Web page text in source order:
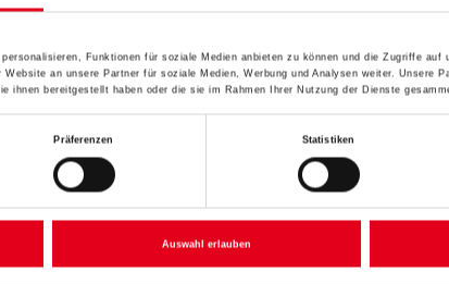
Funktionen für soziale Medien anbieten zu können und die Zugriffe auf
an unsere Partner für soziale Medien, Werbung und Analysen weiter. Unsere
ihnen bereitgestellt haben oder die sie im Rahmen Ihrer Nutzung der Dienste
Präferenzen Statistiken
Auswahl erlauben
Umrechnungsfaktoren